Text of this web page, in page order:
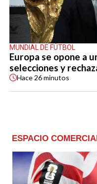
MUNDIAL DE FÚTBOL
Europa se opone a
selecciones y
Hace26 minutos